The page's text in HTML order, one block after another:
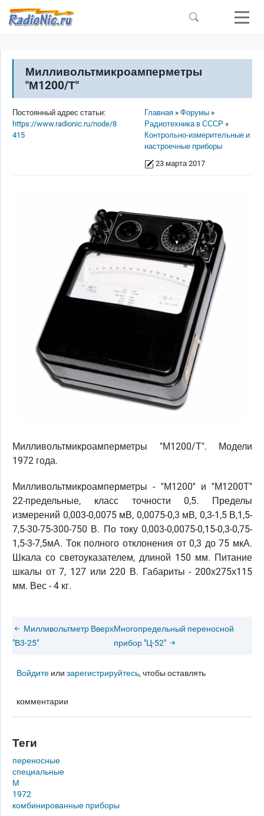
Перейти к основному содержанию
Милливольтмикроамперметры
"М1200/Т"
Строка навигации
Главная
Форумы
Радиотехника в СССР
Контрольно-измерительные и
настроечные приборы
23 марта 2017
Постоянный адрес статьи:
https://www.radionic.ru/node/8
415
Милливольтмикроамперметры "М1200/Т". Модели
1972 года.
Милливольтмикроамперметры - ''М1200'' и ''М1200Т''
22-предельные, класс точности 0,5. Пределы
измерений 0,003-0,0075 мВ, 0,0075-0,3 мВ, 0,3-1,5 В,1,5-
7,5-30-75-300-750 В. По току 0,003-0,0075-0,15-0,3-0,75-
1,5-3-7,5мА. Ток полного отклонения от 0,3 до 75 мкА.
Шкала со светоуказателем, длиной 150 мм. Питание
шкалы от 7, 127 или 220 В. Габариты - 200х275х115
мм. Вес - 4 кг.
Милливольтметр
"В3-25"
ВверхМногопредельный переносной
прибор "Ц-52"
Войдите илизарегистрируйтесь, чтобы оставлять
комментарии
Теги
переносные
специальные
М
1972
комбинированные приборы